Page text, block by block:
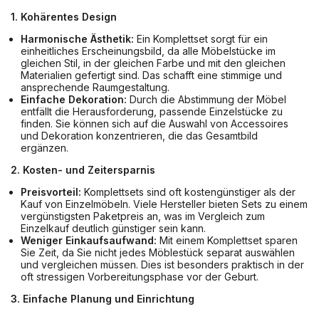
1. Kohärentes Design
Harmonische Ästhetik: Ein Komplettset sorgt für ein
einheitliches Erscheinungsbild, da alle Möbelstücke im
gleichen Stil, in der gleichen Farbe und mit den gleichen
Materialien gefertigt sind. Das schafft eine stimmige und
ansprechende Raumgestaltung.
Einfache Dekoration: Durch die Abstimmung der Möbel
entfällt die Herausforderung, passende Einzelstücke zu
finden. Sie können sich auf die Auswahl von Accessoires
und Dekoration konzentrieren, die das Gesamtbild
ergänzen.
2. Kosten- und Zeitersparnis
Preisvorteil: Komplettsets sind oft kostengünstiger als der
Kauf von Einzelmöbeln. Viele Hersteller bieten Sets zu einem
vergünstigsten Paketpreis an, was im Vergleich zum
Einzelkauf deutlich günstiger sein kann.
Weniger Einkaufsaufwand: Mit einem Komplettset sparen
Sie Zeit, da Sie nicht jedes Möblestück separat auswählen
und vergleichen müssen. Dies ist besonders praktisch in der
oft stressigen Vorbereitungsphase vor der Geburt.
3. Einfache Planung und Einrichtung